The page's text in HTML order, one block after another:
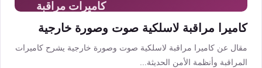
كاميرا مراقبة لاسلكية صوت وصورة خارجية
مقال عن كاميرا مراقبة لاسلكية صوت وصورة خارجية يشرح كاميرات
المراقبة وأنظمة الأمن الحديثة...